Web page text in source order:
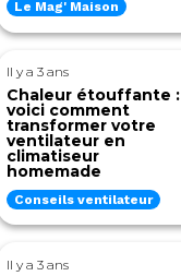
Le Mag' Maison
Il y a 3 ans
Chaleur étouffante :
voici comment
transformer votre
ventilateur en
climatiseur
homemade
Conseils ventilateur
Il y a 3 ans